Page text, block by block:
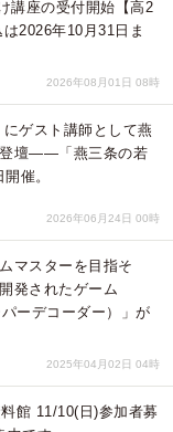
講座の受付開始【高2
2026年10月31日ま
2026年08月01日 08時
ゲスト講師として燕
登壇——「燕三条の若
催。
2026年06月24日 00時
マスターを目指そ
発されたゲーム
ーデコーダー）」が
2025年04月02日 04時
館 11/10(日)参加者募